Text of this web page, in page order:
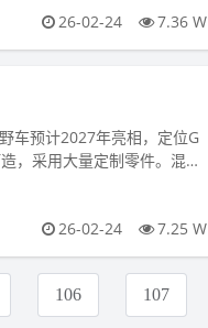
26-02-24 7.36 W
车预计2027年亮相，定位G
26-02-24 7.25 W
106 107